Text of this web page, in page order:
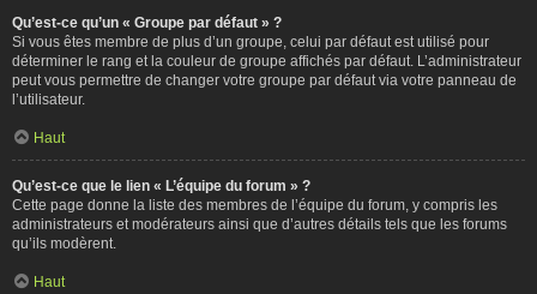
Qu’est-ce qu’un « Groupe par défaut » ?
Si vous êtes membre de plus d’un groupe, celui par défaut est utilisé pour
déterminer le rang et la couleur de groupe affichés par défaut. L’administrateur
peut vous permettre de changer votre groupe par défaut via votre panneau de
l’utilisateur.
Haut
Qu’est-ce que le lien « L’équipe du forum » ?
Cette page donne la liste des membres de l’équipe du forum, y compris les
administrateurs et modérateurs ainsi que d’autres détails tels que les forums
qu’ils modèrent.
Haut